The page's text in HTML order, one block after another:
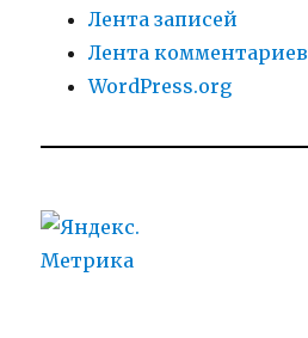
Лента записей
Лента комментариев
WordPress.org